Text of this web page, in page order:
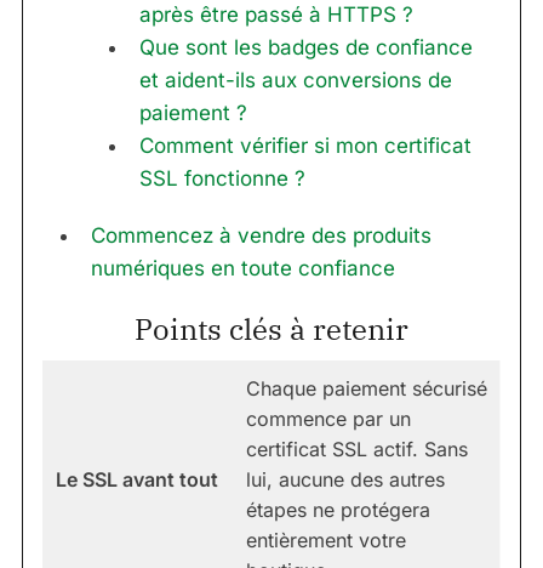
après être passé à HTTPS ?
Que sont les badges de confiance
et aident-ils aux conversions de
paiement ?
Comment vérifier si mon certificat
SSL fonctionne ?
Commencez à vendre des produits
numériques en toute confiance
Points clés à retenir
Le SSL avant tout
Chaque paiement sécurisé
commence par un
certificat SSL actif. Sans
lui, aucune des autres
étapes ne protégera
entièrement votre